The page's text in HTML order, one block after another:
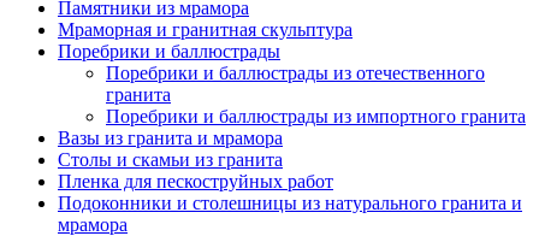
Памятники из мрамора
Мраморная и гранитная скульптура
Поребрики и баллюстрады
Поребрики и баллюстрады из отечественного
гранита
Поребрики и баллюстрады из импортного гранита
Вазы из гранита и мрамора
Столы и скамьи из гранита
Пленка для пескоструйных работ
Подоконники и столешницы из натурального гранита и
мрамора